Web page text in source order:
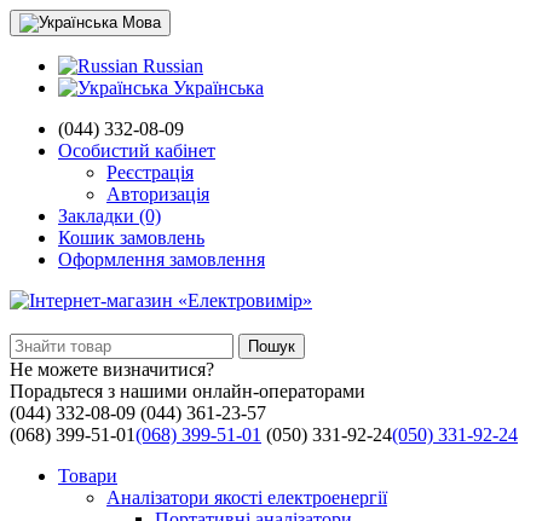
Мова
Russian
Українська
(044) 332-08-09
Особистий кабінет
Реєстрація
Авторизація
Закладки (0)
Кошик замовлень
Оформлення замовлення
Пошук
Не можете визначитися?
Порадьтеся з нашими онлайн-операторами
(044) 332-08-09 (044) 361-23-57
(068) 399-51-01(068) 399-51-01 (050) 331-92-24(050) 331-92-24
Товари
Аналізатори якості електроенергії